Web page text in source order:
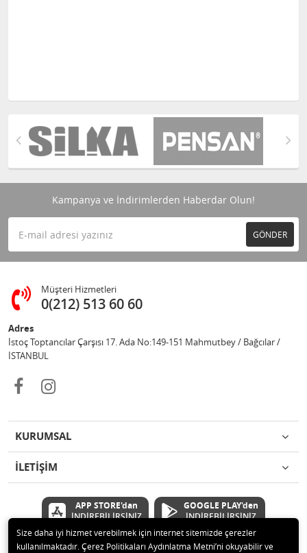
Kampanya ve İndirimlerden Haberdar Olun!
GÖNDER
Müşteri Hizmetleri
0(212) 513 60 60
Adres
İstoç Toptancılar Çarşısı 17. Ada No:149-151 Mahmutbey / Bağcılar /
İSTANBUL
KURUMSAL
İLETİŞİM
APP STORE'dan
İNDİREBİLİRSİNİZ
GOOGLE PLAY'den
İNDİREBİLİRSİNİZ
Size daha iyi hizmet verebilmek için internet sitemizde çerezler
kullanılmaktadır. Çerez Politikaları Aydınlatma Metni’ni okuyabilir ve